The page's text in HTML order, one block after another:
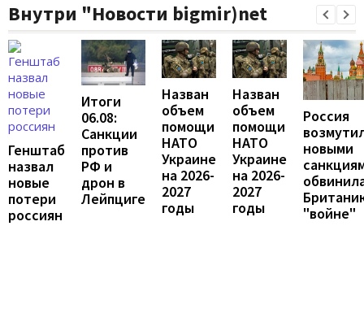
Внутри "Новости bigmir)net
Генштаб
назвал
новые
потери
россиян
Итоги
06.08:
Санкции
против
РФ и
дрон в
Лейпциге
Назван
объем
помощи
НАТО
Украине
на 2026-
2027
годы
Назван
объем
помощи
НАТО
Украине
на 2026-
2027
годы
Россия
новыми
"войне"